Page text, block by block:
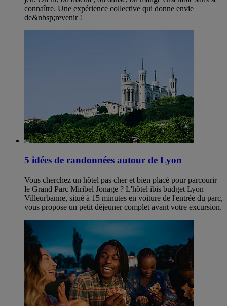
connaître. Une expérience collective qui donne envie
de&nbsp;revenir !
5 idées de randonnées autour de Lyon
Vous cherchez un hôtel pas cher et bien placé pour parcourir
le Grand Parc Miribel Jonage ? L'hôtel ibis budget Lyon
Villeurbanne, situé à 15 minutes en voiture de l'entrée du parc,
vous propose un petit déjeuner complet avant votre excursion.